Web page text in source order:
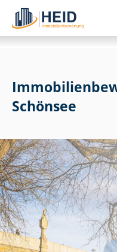
Schönsee